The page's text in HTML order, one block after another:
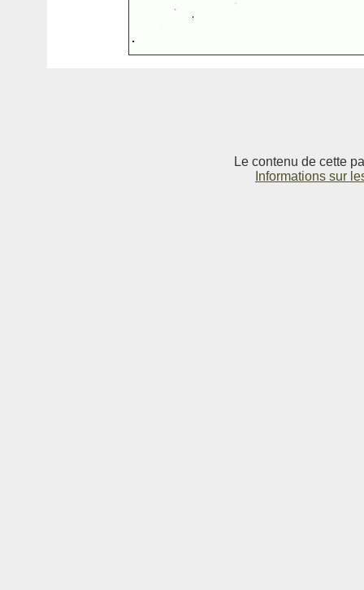
Le contenu de cette
Informations sur